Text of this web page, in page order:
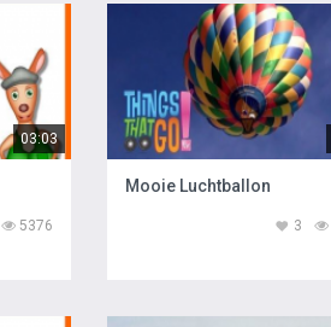
03:03
5376
Mooie Luchtballon
3